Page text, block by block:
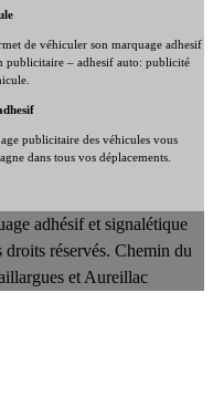
de véhiculer son marquage adhesif
publicitaire – adhesif auto: publicité
publicitaire des véhicules vous
dans tous vos déplacements.
adhésif et signalétique
réservés. Chemin du
et Aureillac